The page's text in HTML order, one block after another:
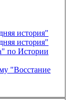
история"
история"
по Истории